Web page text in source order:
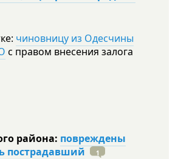
чиновницу из Одесчины
с правом внесения залога
района: повреждены
пострадавший
1